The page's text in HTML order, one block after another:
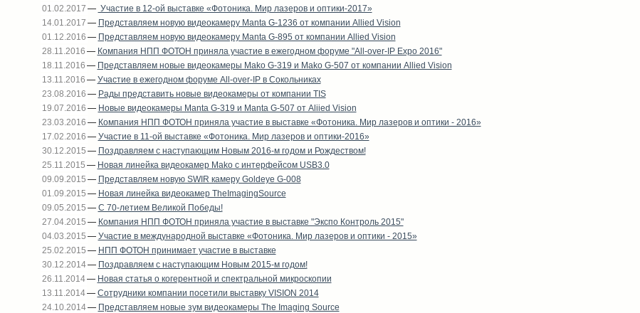
01.02.2017 — Участие в 12-ой выставке «Фотоника. Мир лазеров и оптики-2017»
14.01.2017 — Представляем новую видеокамеру Manta G-1236 от компании Allied Vision
01.12.2016 — Представляем новую видеокамеру Manta G-895 от компании Allied Vision
28.11.2016 — Компания НПП ФОТОН приняла участие в ежегодном форуме "All-over-IP Expo 2016"
18.11.2016 — Представляем новые видеокамеры Mako G-319 и Mako G-507 от компании Allied Vision
13.11.2016 — Участие в ежегодном форуме All-over-IP в Сокольниках
23.08.2016 — Рады представить новые видеокамеры от компании TIS
19.07.2016 — Новые видеокамеры Manta G-319 и Manta G-507 от Aliied Vision
23.03.2016 — Компания НПП ФОТОН приняла участие в выставке «Фотоника. Мир лазеров и оптики - 2016»
17.02.2016 — Участие в 11-ой выставке «Фотоника. Мир лазеров и оптики-2016»
30.12.2015 — Поздравляем с наступающим Новым 2016-м годом и Рождеством!
25.11.2015 — Новая линейка видеокамер Mako с интерфейсом USB3.0
09.09.2015 — Представляем новую SWIR камеру Goldeye G-008
01.09.2015 — Новая линейка видеокамер TheImagingSource
09.05.2015 — C 70-летием Великой Победы!
27.04.2015 — Компания НПП ФОТОН приняла участие в выставке "Экспо Контроль 2015"
04.03.2015 — Участие в международной выставке «Фотоника. Мир лазеров и оптики - 2015»
25.02.2015 — НПП ФОТОН принимает участие в выставке
30.12.2014— Поздравляем с наступающим Новым 2015-м годом!
26.11.2014— Новая статья о когерентной и спектральной микроскопии
13.11.2014— Сотрудники компании посетили выставку VISION 2014
24.10.2014— Представляем новые зум видеокамеры The Imaging Source